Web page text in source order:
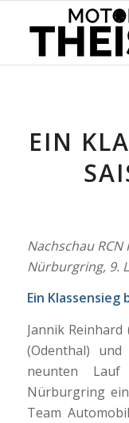
EIN
Nachschau
Nürburgring, 9.
Ein Klassensieg
Jannik
(Odenthal)
neunten Lauf
Nürburgring
Team